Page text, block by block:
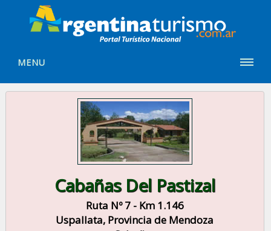
MENU
Cabañas Del Pastizal
Ruta Nº 7 - Km 1.146
Uspallata, Provincia de Mendoza